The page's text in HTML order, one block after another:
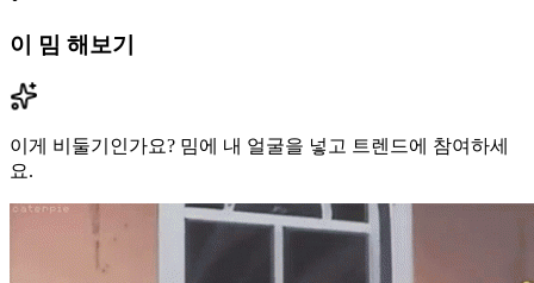
이 밈 해보기
이게 비둘기인가요? 밈에 내 얼굴을 넣고 트렌드에 참여하세
요.